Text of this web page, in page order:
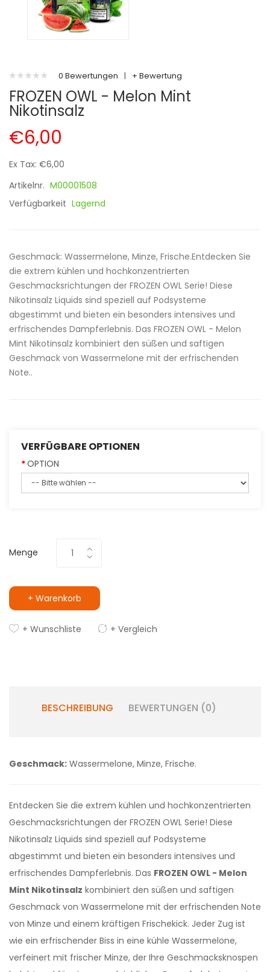
0 Bewertungen | + Bewertung
FROZEN OWL - Melon Mint
Nikotinsalz
€6,00
Ex Tax: €6,00
Artikelnr. M00001508
Verfügbarkeit Lagernd
Geschmack: Wassermelone, Minze, Frische.Entdecken Sie
die extrem kühlen und hochkonzentrierten
Geschmacksrichtungen der FROZEN OWL Serie! Diese
Nikotinsalz Liquids sind speziell auf Podsysteme
abgestimmt und bieten ein besonders intensives und
erfrischendes Dampferlebnis. Das FROZEN OWL - Melon
Mint Nikotinsalz kombiniert den süßen und saftigen
Geschmack von Wassermelone mit der erfrischenden
Note..
VERFÜGBARE OPTIONEN
OPTION
Menge
+ Warenkorb
+ Wunschliste + Vergleich
BESCHREIBUNG BEWERTUNGEN (0)
Geschmack: Wassermelone, Minze, Frische.
Entdecken Sie die extrem kühlen und hochkonzentrierten
Geschmacksrichtungen der FROZEN OWL Serie! Diese
Nikotinsalz Liquids sind speziell auf Podsysteme
abgestimmt und bieten ein besonders intensives und
erfrischendes Dampferlebnis. Das FROZEN OWL - Melon
Mint Nikotinsalz kombiniert den süßen und saftigen
Geschmack von Wassermelone mit der erfrischenden Note
von Minze und einem kräftigen Frischekick. Jeder Zug ist
wie ein erfrischender Biss in eine kühle Wassermelone,
verfeinert mit frischer Minze, der Ihre Geschmacksknospen